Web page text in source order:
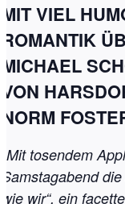
MIT VIEL
ROMANTIK
MICHAEL
VON
NORM
„Mit tosendem
Samstagabend
wie wir“, ein